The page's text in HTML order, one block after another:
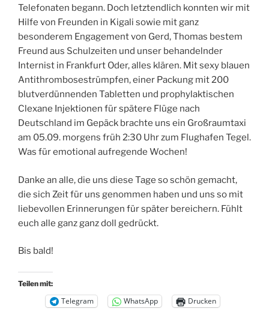
Telefonaten begann. Doch letztendlich konnten wir mit
Hilfe von Freunden in Kigali sowie mit ganz
besonderem Engagement von Gerd, Thomas bestem
Freund aus Schulzeiten und unser behandelnder
Internist in Frankfurt Oder, alles klären. Mit sexy blauen
Antithrombosestrümpfen, einer Packung mit 200
blutverdünnenden Tabletten und prophylaktischen
Clexane Injektionen für spätere Flüge nach
Deutschland im Gepäck brachte uns ein Großraumtaxi
am 05.09. morgens früh 2:30 Uhr zum Flughafen Tegel.
Was für emotional aufregende Wochen!
Danke an alle, die uns diese Tage so schön gemacht,
die sich Zeit für uns genommen haben und uns so mit
liebevollen Erinnerungen für später bereichern. Fühlt
euch alle ganz ganz doll gedrückt.
Bis bald!
Teilen mit:
Telegram WhatsApp Drucken